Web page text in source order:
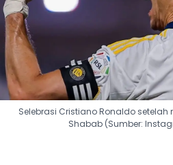
Selebrasi Cristiano Ronaldo
Shabab (Sumber: